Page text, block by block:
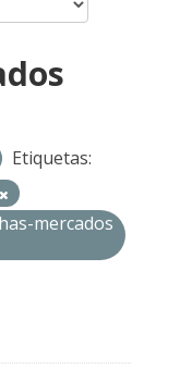
Etiquetas:
mercados